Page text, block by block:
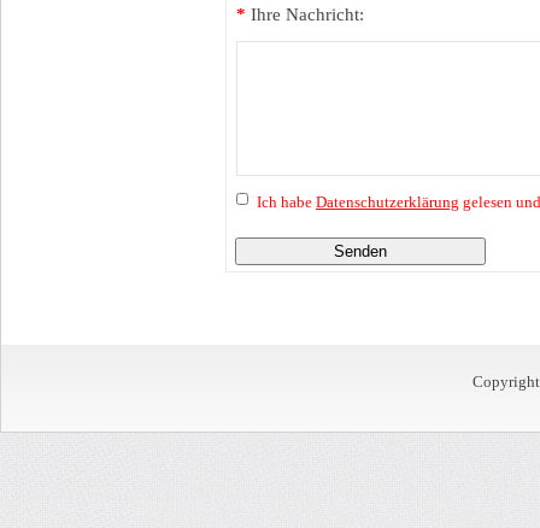
* Ihre Nachricht:
Ich habe Datenschutzerklärung gelesen
Senden